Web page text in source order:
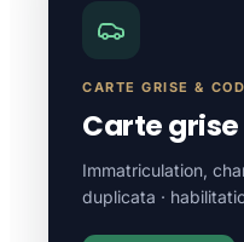
CARTE GRISE &
Carte grise
Immatriculation,
duplicata ·